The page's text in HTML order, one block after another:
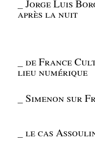
_Jorge Luis
après la nuit
_de France
lieu numérique
Simenon sur
_le cas